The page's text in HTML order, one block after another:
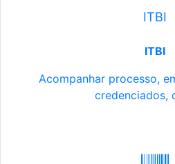
ITBI
ITBI
Acompanhar processo,
credenciados,